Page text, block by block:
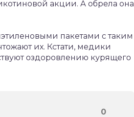
акции. А обрела она
пакетами с таким
их. Кстати, медики
оздоровлению курящего
0